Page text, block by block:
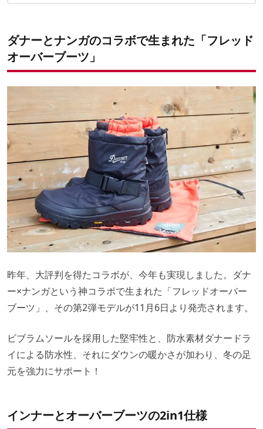
ダナーとナンガのコラボで生まれた「フレッド
オーバーブーツ」
昨年、大評判を得たコラボが、今年も実現しました。ダナ
ー×ナンガという神コラボで生まれた「フレッドオーバー
ブーツ」、その第2弾モデルが11月6日より発売されます。
ビブラムソールを採用した堅牢性と、防水素材ダナードラ
イによる防水性、それにダウンの暖かさが加わり、冬の足
元を強力にサポート！
インナーとオーバーブーツの2in1仕様